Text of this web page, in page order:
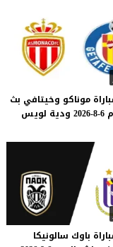
موناكو وخيتافي بث
6-8-2026 ودية لويس
باوك سالونيكا